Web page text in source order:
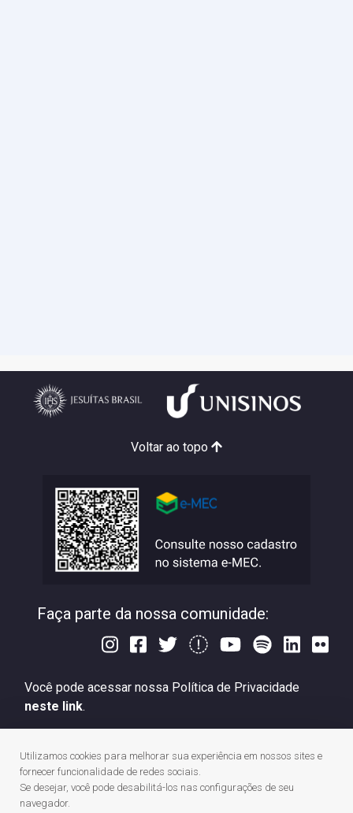
Voltar ao topo
Faça parte da nossa comunidade:
Você pode acessar nossa Política de Privacidade
neste link.
(ASAV), instituição de direito privado sem fins lucrativos,
filantrópica, de natureza educativa, cultural, assistencial e
beneficente, certificada como Entidade Beneficente de
Utilizamos cookies para melhorar sua experiência em nossos sites e
fornecer funcionalidade de redes sociais.
Se desejar, você pode desabilitá-los nas configurações de seu
navegador.